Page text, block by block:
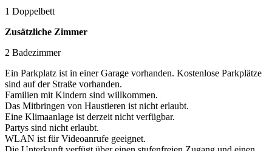
1 Doppelbett
Zusätzliche Zimmer
2 Badezimmer
Ein Parkplatz ist in einer Garage vorhanden. Kostenlose Parkplätze
sind auf der Straße vorhanden.
Familien mit Kindern sind willkommen.
Das Mitbringen von Haustieren ist nicht erlaubt.
Eine Klimaanlage ist derzeit nicht verfügbar.
Partys sind nicht erlaubt.
WLAN ist für Videoanrufe geeignet.